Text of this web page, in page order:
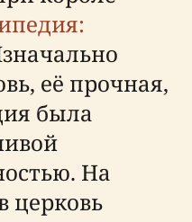
её прочная,
была
На
церковь